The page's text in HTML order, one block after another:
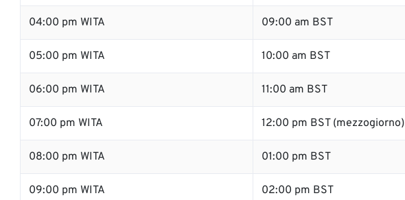
04:00 pm WITA 09:00 am BST
05:00 pm WITA 10:00 am BST
06:00 pm WITA 11:00 am BST
07:00 pm WITA 12:00 pm BST (mezzogiorno)
08:00 pm WITA 01:00 pm BST
09:00 pm WITA 02:00 pm BST